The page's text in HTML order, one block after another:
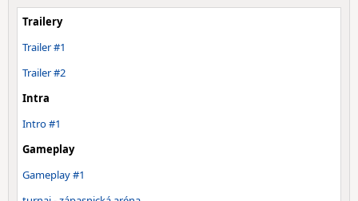
Trailery
Trailer #1
Trailer #2
Intra
Intro #1
Gameplay
Gameplay #1